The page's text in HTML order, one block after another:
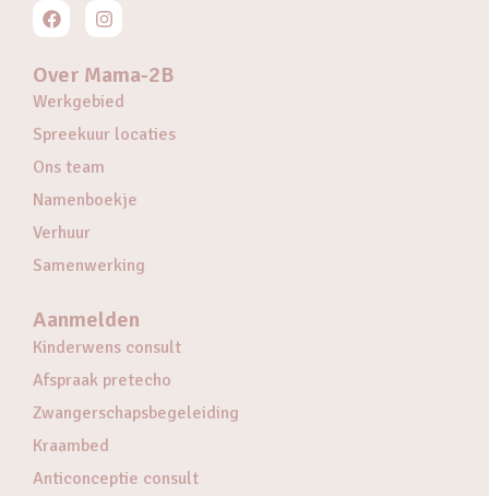
Over Mama-2B
Werkgebied
Spreekuur locaties
Ons team
Namenboekje
Verhuur
Samenwerking
Aanmelden
Kinderwens consult
Afspraak pretecho
Zwangerschapsbegeleiding
Kraambed
Anticonceptie consult